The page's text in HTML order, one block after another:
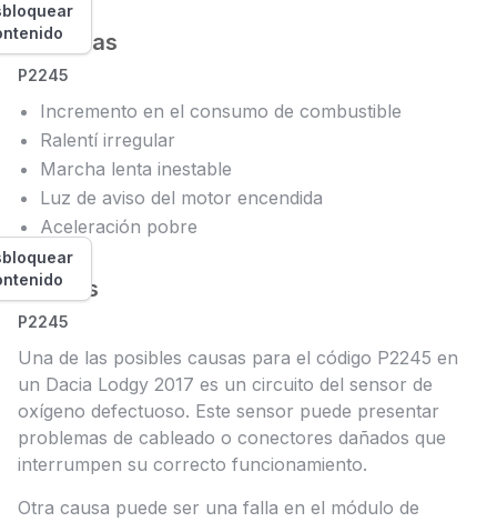
Síntomas
P2245
Incremento en el consumo de combustible
Ralentí irregular
Marcha lenta inestable
Luz de aviso del motor encendida
Aceleración pobre
Causas
P2245
Una de las posibles causas para el código P2245 en
un Dacia Lodgy 2017 es un circuito del sensor de
oxígeno defectuoso. Este sensor puede presentar
problemas de cableado o conectores dañados que
interrumpen su correcto funcionamiento.
Otra causa puede ser una falla en el módulo de